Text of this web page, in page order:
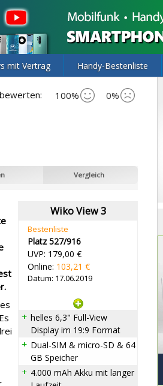
mit Vertrag Handy-Bestenliste
100% 0%
Vergleich
Wiko View 3
Bestenliste
Platz 527/916
UVP: 179,00 €
Online: 103,21 €
Datum: 17.06.2019
helles 6,3" Full-View
Display im 19:9 Format
Dual-SIM & micro-SD & 64
GB Speicher
4.000 mAh Akku mit langer